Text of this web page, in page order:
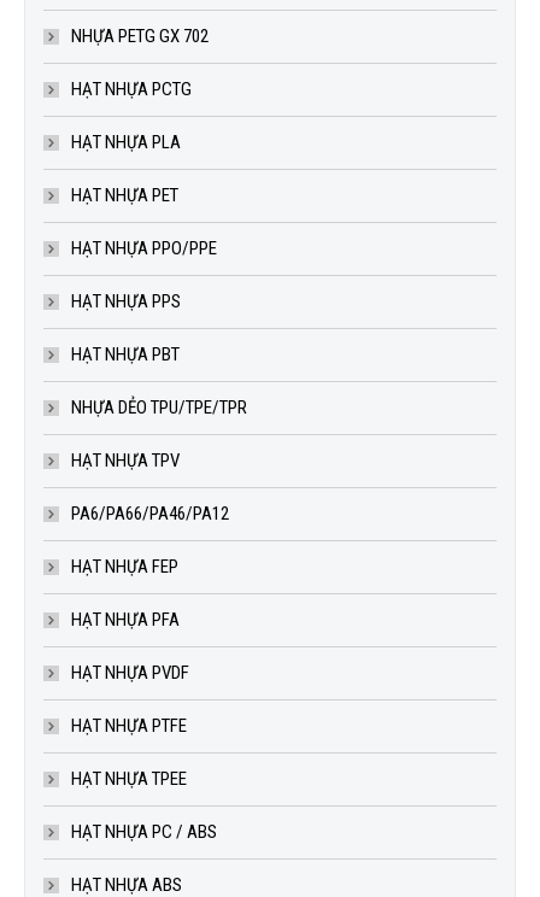
NHỰA PETG GX 702
HẠT NHỰA PCTG
HẠT NHỰA PLA
HẠT NHỰA PET
HẠT NHỰA PPO/PPE
HẠT NHỰA PPS
HẠT NHỰA PBT
NHỰA DẺO TPU/TPE/TPR
HẠT NHỰA TPV
PA6/PA66/PA46/PA12
HẠT NHỰA FEP
HẠT NHỰA PFA
HẠT NHỰA PVDF
HẠT NHỰA PTFE
HẠT NHỰA TPEE
HẠT NHỰA PC / ABS
HẠT NHỰA ABS